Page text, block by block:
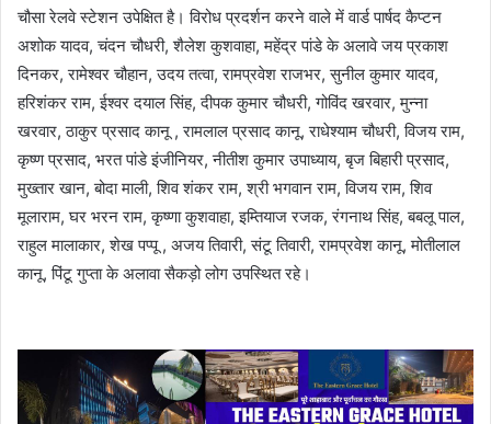
चौसा रेलवे स्टेशन उपेक्षित है। विरोध प्रदर्शन करने वाले में वार्ड पार्षद कैप्टन
अशोक यादव, चंदन चौधरी, शैलेश कुशवाहा, महेंद्र पांडे के अलावे जय प्रकाश
दिनकर, रामेश्वर चौहान, उदय तत्वा, रामप्रवेश राजभर, सुनील कुमार यादव,
हरिशंकर राम, ईश्वर दयाल सिंह, दीपक कुमार चौधरी, गोविंद खरवार, मुन्ना
खरवार, ठाकुर प्रसाद कानू , रामलाल प्रसाद कानू, राधेश्याम चौधरी, विजय राम,
कृष्ण प्रसाद, भरत पांडे इंजीनियर, नीतीश कुमार उपाध्याय, बृज बिहारी प्रसाद,
मुख्तार खान, बोदा माली, शिव शंकर राम, श्री भगवान राम, विजय राम, शिव
मूलाराम, घर भरन राम, कृष्णा कुशवाहा, इम्तियाज रजक, रंगनाथ सिंह, बबलू पाल,
राहुल मालाकार, शेख पप्पू , अजय तिवारी, संटू तिवारी, रामप्रवेश कानू, मोतीलाल
कानू, पिंटू गुप्ता के अलावा सैकड़ो लोग उपस्थित रहे।